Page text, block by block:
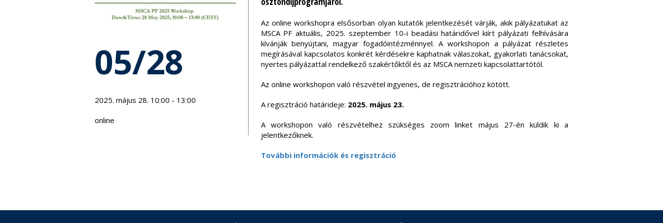
05/28
2025. május 28. 10:00 - 13:00
online
Az online workshopra elsősorban olyan kutatók jelentkezését várják, akik pályázatukat az
MSCA PF aktuális, 2025. szeptember 10-i beadási határidővel kiírt pályázati felhívására
kívánják benyújtani, magyar fogadóintézménnyel. A workshopon a pályázat részletes
megírásával kapcsolatos konkrét kérdésekre kaphatnak válaszokat, gyakorlati tanácsokat,
nyertes pályázattal rendelkező szakértőktől és az MSCA nemzeti kapcsolattartótól.
Az online workshopon való részvétel ingyenes, de regisztrációhoz kötött.
A regisztráció határideje: 2025. május 23.
A workshopon való részvételhez szükséges zoom linket május 27-én küldik ki a
jelentkezőknek.
További információk és regisztráció